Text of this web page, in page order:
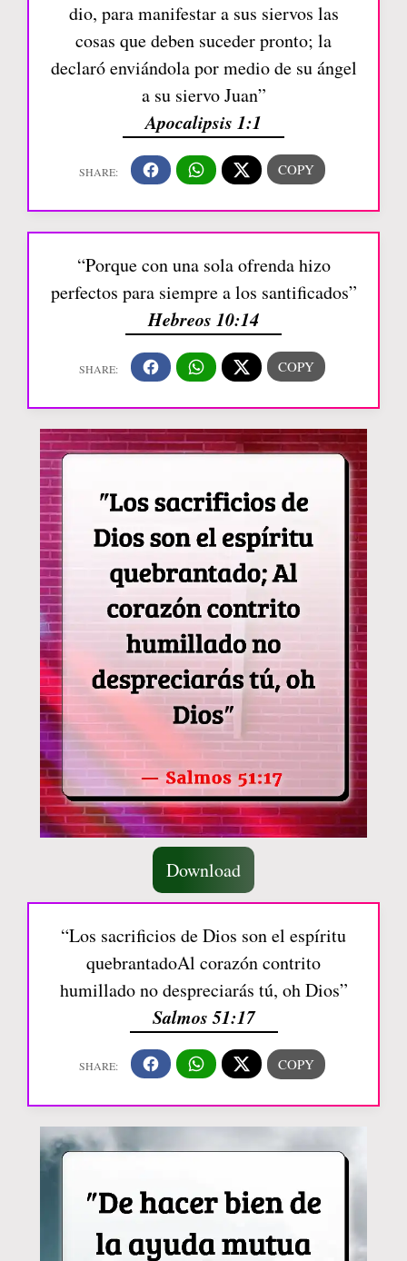
dio, para manifestar a sus siervos las
cosas que deben suceder pronto; la
declaró enviándola por medio de su ángel
a su siervo Juan”
Apocalipsis 1:1
“Porque con una sola ofrenda hizo
perfectos para siempre a los santificados”
Hebreos 10:14
Download
“Los sacrificios de Dios son el espíritu
quebrantadoAl corazón contrito
humillado no despreciarás tú, oh Dios”
Salmos 51:17